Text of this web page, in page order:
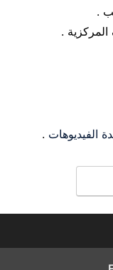
.
.
الفيديوهات .